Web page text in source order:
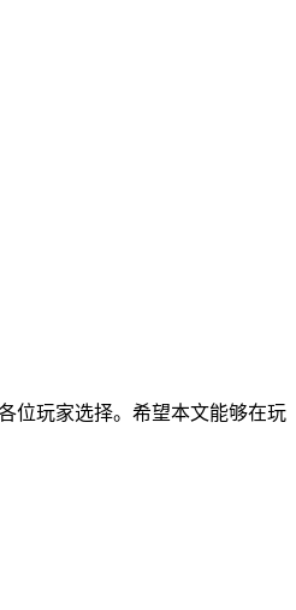
位玩家选择。希望本文能够在玩